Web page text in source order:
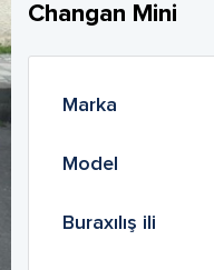
Changan Mini
Marka
Model
Buraxılış ili